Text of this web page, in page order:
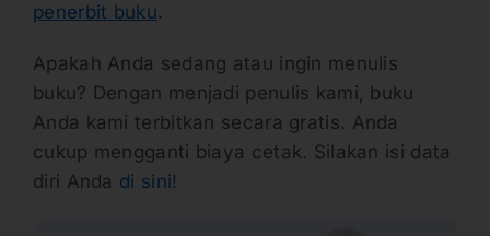
penerbit buku.
Apakah Anda sedang atau ingin menulis
buku? Dengan menjadi penulis kami, buku
Anda kami terbitkan secara gratis. Anda
cukup mengganti biaya cetak. Silakan isi data
diri Anda di sini!